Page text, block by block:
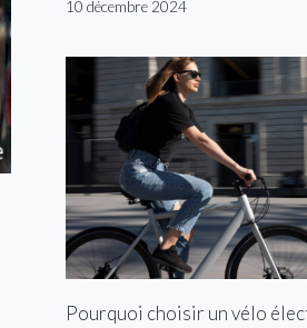
10 décembre 2024
Pourquoi choisir un vélo